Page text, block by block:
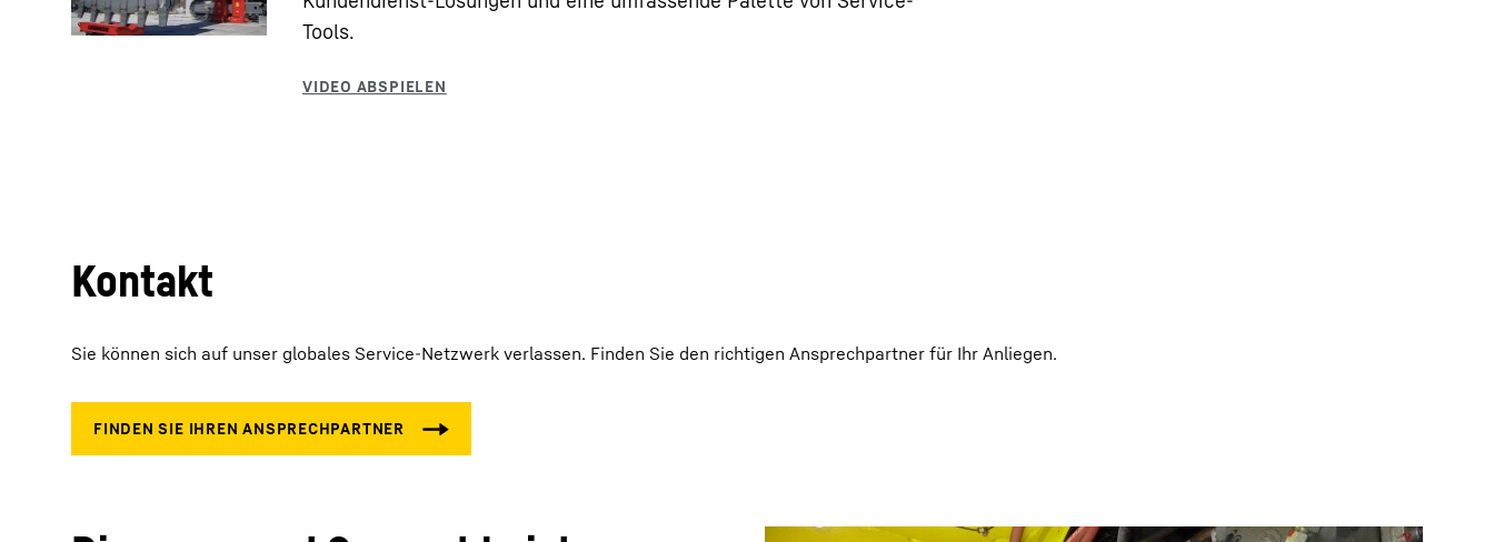
Arbeitsauftragsverarbeitung
Komponenten-Generalüberholungs-Management
Tools.
Kontakt
Sie können sich auf unser globales Service-Netzwerk verlassen. Finden Sie den richtigen Ansprechpartner für Ihr Anliegen.